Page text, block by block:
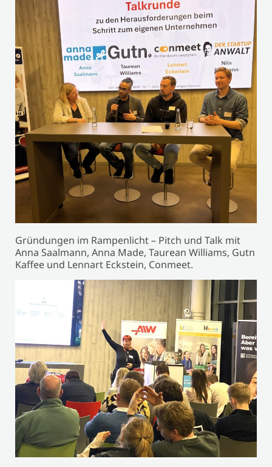
Gründungen im Rampenlicht – Pitch und Talk mit
Anna Saalmann, Anna Made, Taurean Williams, Gutn
Kaffee und Lennart Eckstein, Conmeet.